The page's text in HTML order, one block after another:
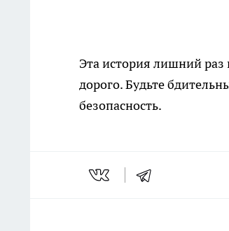
Эта история лишний раз
дорого. Будьте
безопасность.